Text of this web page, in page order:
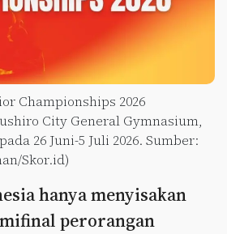
Championships 2026
City General Gymnasium,
26 Juni-5 Juli 2026. Sumber:
Skor.id)
hanya menyisakan
perorangan